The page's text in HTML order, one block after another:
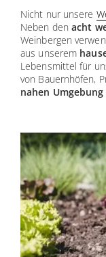
Nicht nur unsere
Neben den acht
Weinbergen
aus unserem
Lebensmittel für
von Bauernhöfen,
nahen Umgebung